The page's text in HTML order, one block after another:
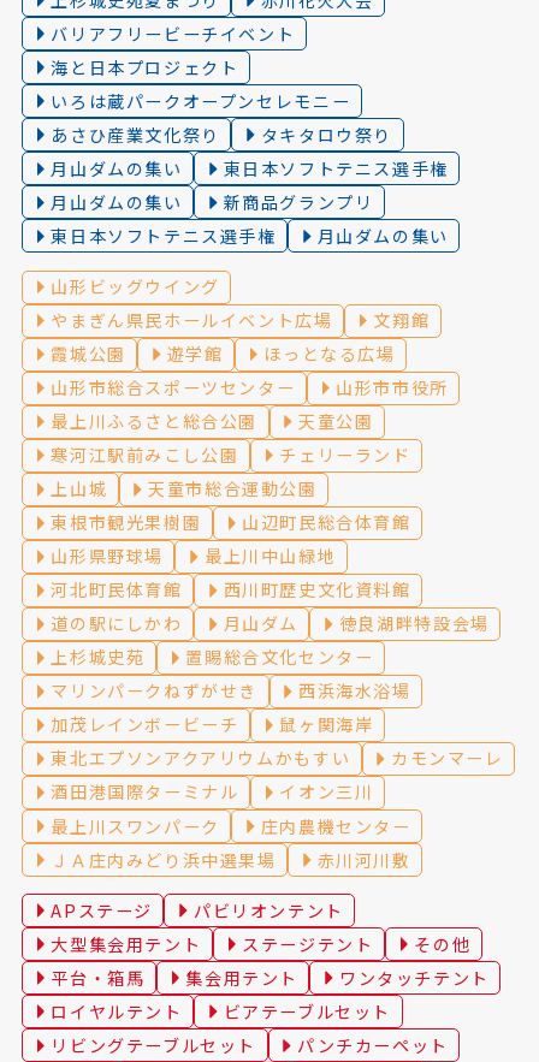
バリアフリービーチイベント
海と日本プロジェクト
いろは蔵パークオープンセレモニー
あさひ産業文化祭り
タキタロウ祭り
月山ダムの集い
東日本ソフトテニス選手権
月山ダムの集い
新商品グランプリ
東日本ソフトテニス選手権
月山ダムの集い
山形ビッグウイング
やまぎん県民ホールイベント広場
文翔館
霞城公園
遊学館
ほっとなる広場
山形市総合スポーツセンター
山形市市役所
最上川ふるさと総合公園
天童公園
寒河江駅前みこし公園
チェリーランド
上山城
天童市総合運動公園
東根市観光果樹園
山辺町民総合体育館
山形県野球場
最上川中山緑地
河北町民体育館
西川町歴史文化資料館
道の駅にしかわ
月山ダム
徳良湖畔特設会場
上杉城史苑
置賜総合文化センター
マリンパークねずがせき
西浜海水浴場
加茂レインボービーチ
鼠ヶ関海岸
東北エプソンアクアリウムかもすい
カモンマーレ
酒田港国際ターミナル
イオン三川
最上川スワンパーク
庄内農機センター
ＪＡ庄内みどり浜中選果場
赤川河川敷
APステージ
パビリオンテント
大型集会用テント
ステージテント
その他
平台・箱馬
集会用テント
ワンタッチテント
ロイヤルテント
ビアテーブルセット
リビングテーブルセット
パンチカーペット